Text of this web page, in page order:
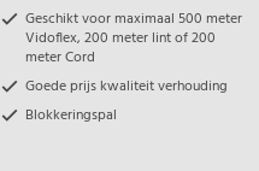
Geschikt voor maximaal 500 meter
Vidoflex, 200 meter lint of 200
meter Cord
Goede prijs kwaliteit verhouding
Blokkeringspal